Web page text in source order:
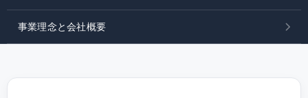
事業理念と会社概要